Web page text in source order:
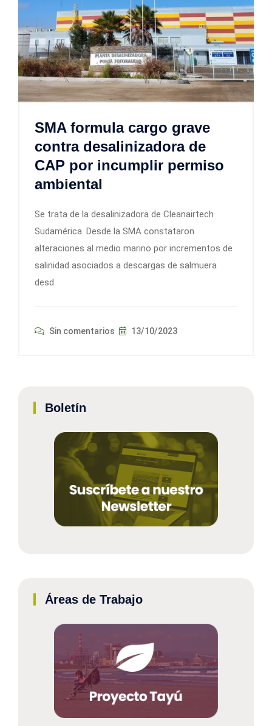
SMA formula cargo grave
contra desalinizadora de
CAP por incumplir permiso
ambiental
Se trata de la desalinizadora de Cleanairtech
Sudamérica. Desde la SMA constataron
alteraciones al medio marino por incrementos de
salinidad asociados a descargas de salmuera
desd
Sin comentarios 13/10/2023
Boletín
Áreas de Trabajo